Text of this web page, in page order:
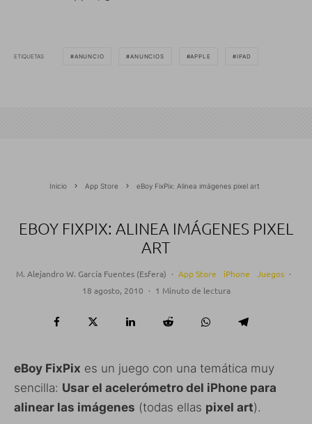
ETIQUETAS ANUNCIO ANUNCIOS APPLE IPAD
Inicio App Store eBoy FixPix: Alinea imágenes pixel art
EBOY FIXPIX: ALINEA IMÁGENES PIXEL
ART
M. Alejandro W. García Fuentes (Esfera) · App Store iPhone Juegos ·
18 agosto, 2010 · 1 Minuto de lectura
eBoy FixPix es un juego con una temática muy
sencilla: Usar el acelerómetro del iPhone para
alinear las imágenes (todas ellas pixel art).